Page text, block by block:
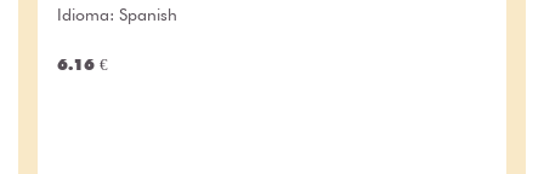
Idioma: Spanish
6.16 €